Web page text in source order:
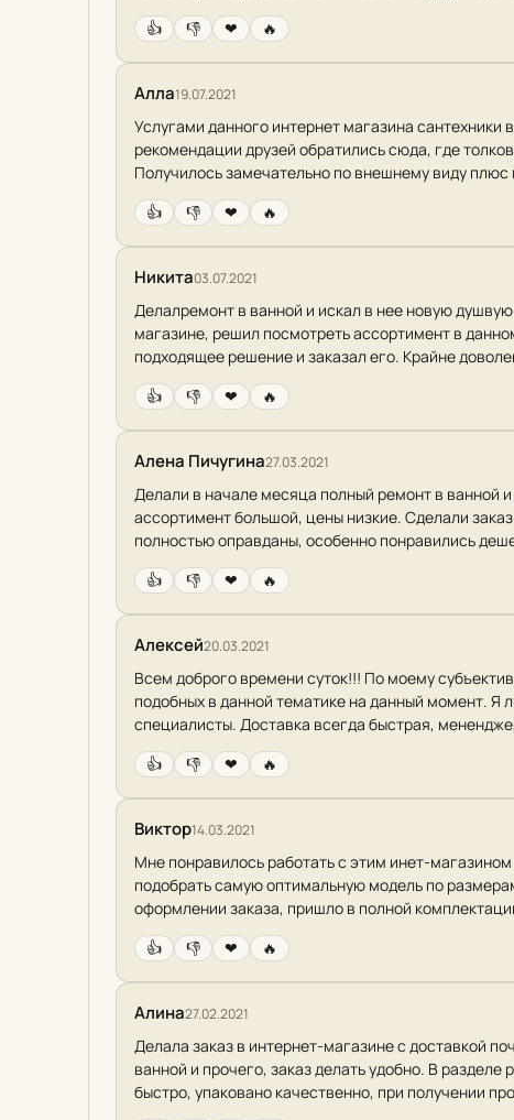
👍
👎 ❤ 🔥
Алла19.07.2021
Услугами данного интернет магазина
рекомендации друзей обратились сюда, где
Получилось замечательно по внешнему виду плюс
👍
👎 ❤ 🔥
Никита03.07.2021
Делалремонт в ванной и искал в нее новую
магазине, решил посмотреть ассортимент в
подходящее решение и заказал его. Крайне
👍
👎 ❤ 🔥
Алена Пичугина27.03.2021
Делали в начале месяца полный ремонт в ванной
ассортимент большой, цены низкие. Сделали
полностью оправданы, особенно понравились
👍
👎 ❤ 🔥
Алексей20.03.2021
Всем доброго времени суток!!! По моему
подобных в данной тематике на данный момент. Я
специалисты. Доставка всегда быстрая,
👍
👎 ❤ 🔥
Виктор14.03.2021
Мне понравилось работать с этим инет-
подобрать самую оптимальную модель по
оформлении заказа, пришло в полной
👍
👎 ❤ 🔥
Алина27.02.2021
Делала заказ в интернет-магазине с доставкой
ванной и прочего, заказ делать удобно. В
быстро, упаковано качественно, при получении